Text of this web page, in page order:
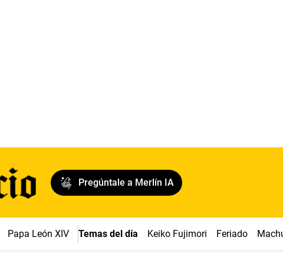
Pregúntale a Merlín IA
Papa León XIV Temas del día Keiko Fujimori Feriado